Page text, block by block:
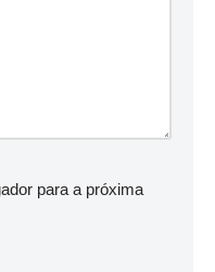
para a próxima